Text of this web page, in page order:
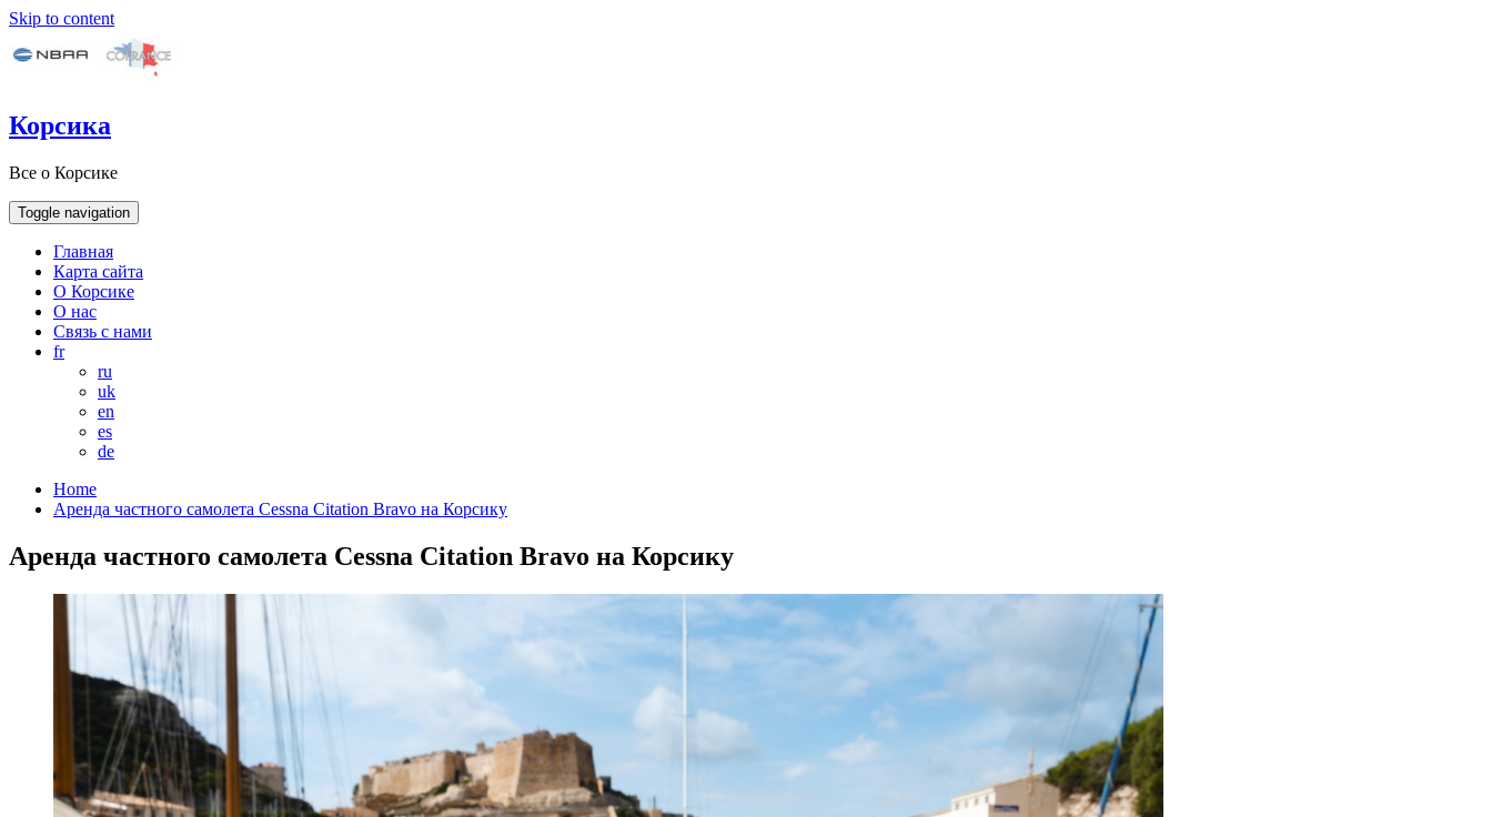
Skip to content
Корсика
Все о Корсике
Toggle navigation
Главная
Карта сайта
О Корсике
О нас
Связь с нами
fr
ru
uk
en
es
de
Home
Аренда частного самолета Cessna Citation Bravo на Корсику
Аренда частного самолета Cessna Citation Bravo на Корсику